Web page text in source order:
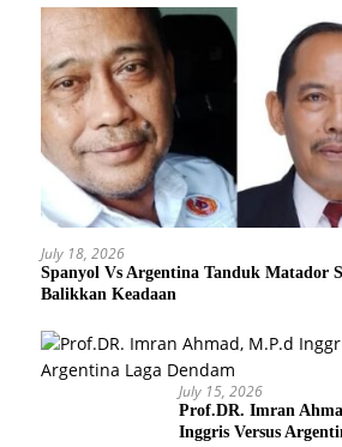
July 18, 2026
Spanyol Vs Argentina Tanduk Matador
Balikkan Keadaan
July 15, 2026
Prof.DR. Imran
Inggris Versus